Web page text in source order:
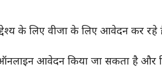
के लिए वीजा के लिए आवेदन कर
आवेदन किया जा सकता है और